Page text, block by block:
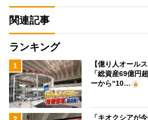
関連記事
ランキング
1
【億り人オール
「総資産69億円
ーから“10…
「キオクシアが